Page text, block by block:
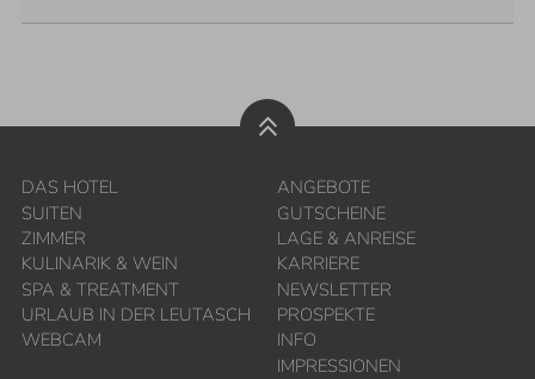
DAS HOTEL
SUITEN
ZIMMER
KULINARIK & WEIN
SPA & TREATMENT
URLAUB IN DER LEUTASCH
WEBCAM
ANGEBOTE
GUTSCHEINE
LAGE & ANREISE
KARRIERE
NEWSLETTER
PROSPEKTE
INFO
IMPRESSIONEN